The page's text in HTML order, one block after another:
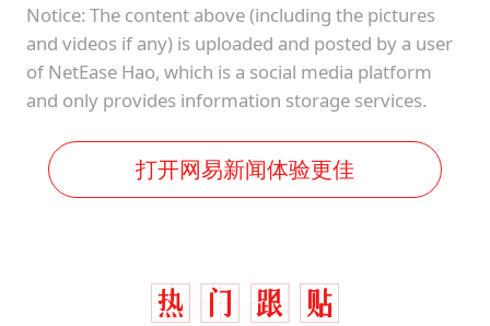
Notice: The content above (including the pictures
and videos if any) is uploaded and posted by a user
of NetEase Hao, which is a social media platform
and only provides information storage services.
打开网易新闻体验更佳